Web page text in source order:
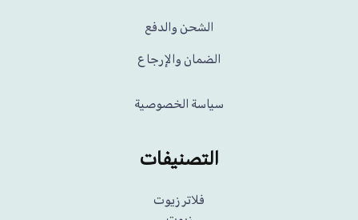
الشحن والدفع
الضمان والإرجاع
سياسة الخصوصية
التصنيفات
فلاتر زيوت